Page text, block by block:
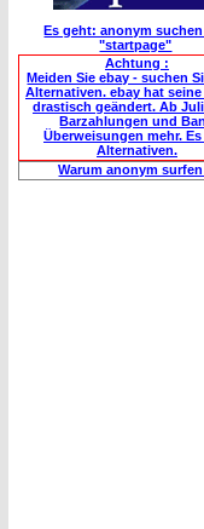
Es geht: anonym
"startpage"
Achtung :
Meiden Sie ebay - suchen
Alternativen. ebay hat
drastisch geändert. Ab
Barzahlungen und
Überweisungen mehr.
Alternativen.
Warum anonym surfen